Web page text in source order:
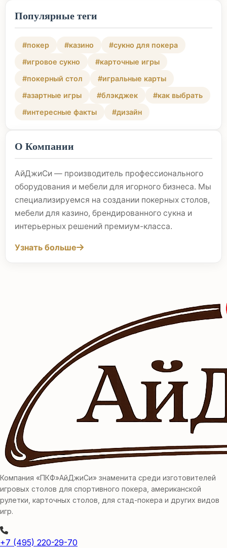
Популярные теги
#покер #казино
#сукно для покера
#игровое сукно
#карточные игры
#покерный стол
#игральные карты
#азартные игры
#блэкджек
#как выбрать
#интересные факты
#дизайн
О Компании
АйДжиСи — производитель профессионального
оборудования и мебели для игорного бизнеса. Мы
специализируемся на создании покерных столов,
мебели для казино, брендированного сукна и
интерьерных решений премиум-класса.
Узнать больше
Компания «ПКФ»АйДжиСи» знаменита среди изготовителей
игровых столов для спортивного покера, американской
рулетки, карточных столов, для стад-покера и других видов
игр.
+7 (495) 220-29-70